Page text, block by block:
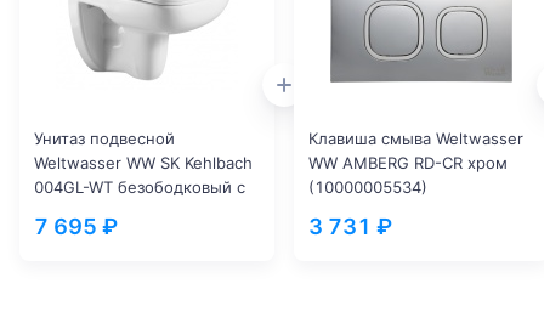
Унитаз подвесной
Weltwasser WW SK Kehlbach
004GL-WT безободковый с
(10000003810)
7 695 ₽
Клавиша смыва Weltwasser
WW AMBERG RD-CR хром
(10000005534)
3 731 ₽